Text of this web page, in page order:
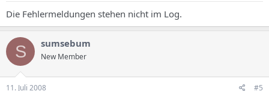
Die Fehlermeldungen stehen nicht im Log.
S sumsebum
New Member
11. Juli 2008 #5